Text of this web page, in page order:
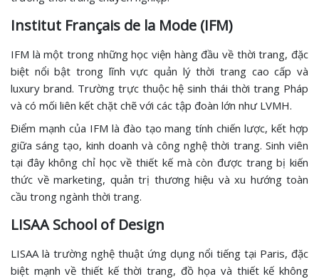
Institut Français de la Mode (IFM)
IFM là một trong những học viện hàng đầu về thời trang, đặc
biệt nổi bật trong lĩnh vực quản lý thời trang cao cấp và
luxury brand. Trường trực thuộc hệ sinh thái thời trang Pháp
và có mối liên kết chặt chẽ với các tập đoàn lớn như LVMH.
Điểm mạnh của IFM là đào tạo mang tính chiến lược, kết hợp
giữa sáng tạo, kinh doanh và công nghệ thời trang. Sinh viên
tại đây không chỉ học về thiết kế mà còn được trang bị kiến
thức về marketing, quản trị thương hiệu và xu hướng toàn
cầu trong ngành thời trang.
LISAA School of Design
LISAA là trường nghệ thuật ứng dụng nổi tiếng tại Paris, đặc
biệt mạnh về thiết kế thời trang, đồ họa và thiết kế không